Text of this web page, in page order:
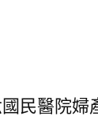
民醫院婦